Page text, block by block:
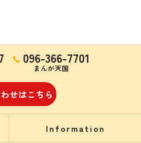
096-366-7701
まんが天国
せはこちら
Information